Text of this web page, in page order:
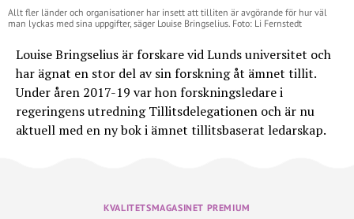
Allt fler länder och organisationer har insett att tilliten är avgörande för hur väl
man lyckas med sina uppgifter, säger Louise Bringselius. Foto: Li Fernstedt
Louise Bringselius är forskare vid Lunds universitet och
har ägnat en stor del av sin forskning åt ämnet tillit.
Under åren 2017-19 var hon forskningsledare i
regeringens utredning Tillitsdelegationen och är nu
aktuell med en ny bok i ämnet tillitsbaserat ledarskap.
KVALITETSMAGASINET PREMIUM